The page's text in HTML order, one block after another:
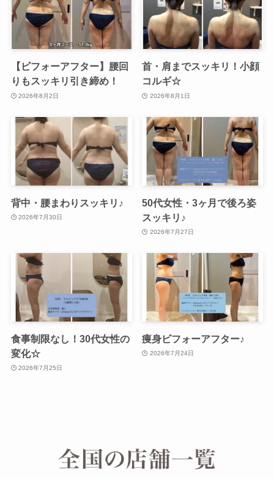
【ビフォーアフター】腰回
りもスッキリ引き締め！
2026年8月2日
首・肩までスッキリ！小顔
コルギ☆
2026年8月1日
背中・腰まわりスッキリ♪
2026年7月30日
50代女性・3ヶ月で後ろ姿
スッキリ♪
2026年7月27日
食事制限なし！30代女性の
変化☆
2026年7月25日
痩身ビフォーアフター♪
2026年7月24日